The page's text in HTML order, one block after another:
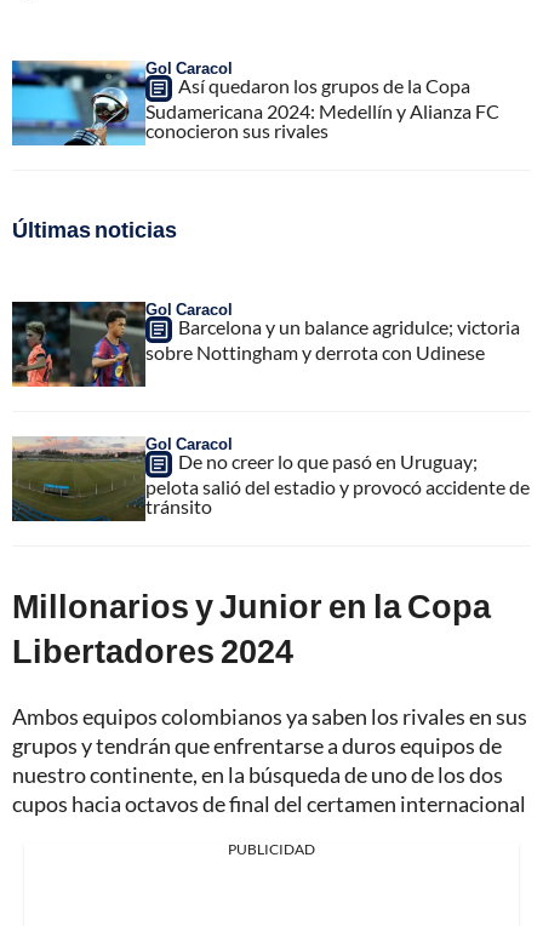
Gol Caracol
Así quedaron los grupos de la Copa
Sudamericana 2024: Medellín y Alianza FC
conocieron sus rivales
Últimas noticias
Gol Caracol
Barcelona y un balance agridulce; victoria
sobre Nottingham y derrota con Udinese
Gol Caracol
De no creer lo que pasó en Uruguay;
pelota salió del estadio y provocó accidente de
tránsito
Millonarios y Junior en la Copa
Libertadores 2024
Ambos equipos colombianos ya saben los rivales en sus
grupos y tendrán que enfrentarse a duros equipos de
nuestro continente, en la búsqueda de uno de los dos
cupos hacia octavos de final del certamen internacional
PUBLICIDAD